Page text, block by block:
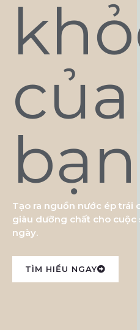
của
bạn
Tạo ra nguồn nước ép trái
giàu dưỡng chất cho
ngày.
TÌM HIỂU NGAY